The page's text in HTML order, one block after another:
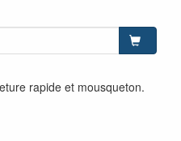
rapide et mousqueton.